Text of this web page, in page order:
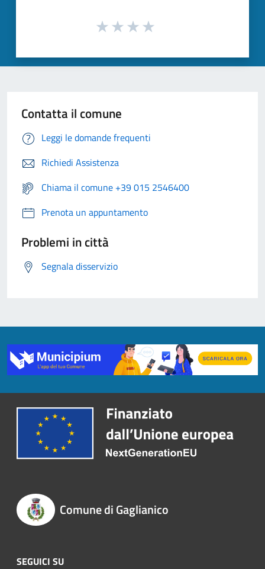
Contatta il comune
Leggi le domande frequenti
Richiedi Assistenza
Chiama il comune +39 015 2546400
Prenota un appuntamento
Problemi in città
Segnala disservizio
Comune di Gaglianico
SEGUICI SU